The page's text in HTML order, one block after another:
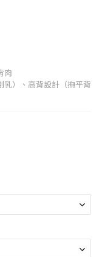
肉
乳）、高背設計（撫平背